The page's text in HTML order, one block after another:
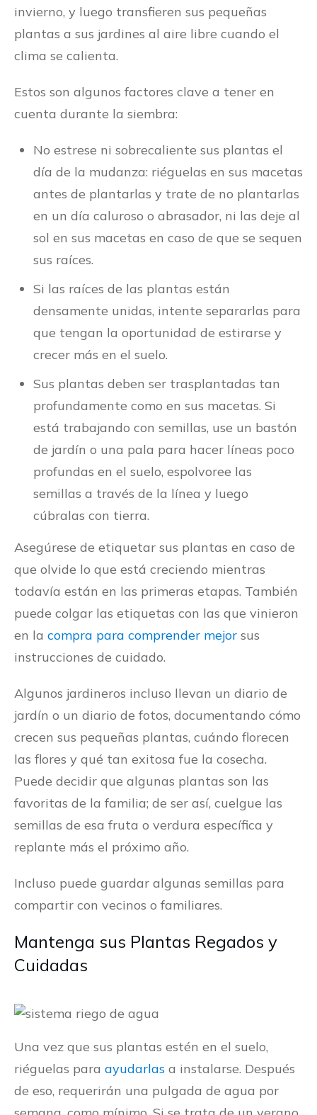
invierno, y luego transfieren sus pequeñas
plantas a sus jardines al aire libre cuando el
clima se calienta.
Estos son algunos factores clave a tener en
cuenta durante la siembra:
No estrese ni sobrecaliente sus plantas el
día de la mudanza: riéguelas en sus macetas
antes de plantarlas y trate de no plantarlas
en un día caluroso o abrasador, ni las deje al
sol en sus macetas en caso de que se sequen
sus raíces.
Si las raíces de las plantas están
densamente unidas, intente separarlas para
que tengan la oportunidad de estirarse y
crecer más en el suelo.
Sus plantas deben ser trasplantadas tan
profundamente como en sus macetas. Si
está trabajando con semillas, use un bastón
de jardín o una pala para hacer líneas poco
profundas en el suelo, espolvoree las
semillas a través de la línea y luego
cúbralas con tierra.
Asegúrese de etiquetar sus plantas en caso de
que olvide lo que está creciendo mientras
todavía están en las primeras etapas. También
puede colgar las etiquetas con las que vinieron
en la compra para comprender mejor sus
instrucciones de cuidado.
Algunos jardineros incluso llevan un diario de
jardín o un diario de fotos, documentando cómo
crecen sus pequeñas plantas, cuándo florecen
las flores y qué tan exitosa fue la cosecha.
Puede decidir que algunas plantas son las
favoritas de la familia; de ser así, cuelgue las
semillas de esa fruta o verdura específica y
replante más el próximo año.
Incluso puede guardar algunas semillas para
compartir con vecinos o familiares.
Mantenga sus Plantas Regados y
Cuidadas
Una vez que sus plantas estén en el suelo,
riéguelas para ayudarlas a instalarse. Después
de eso, requerirán una pulgada de agua por